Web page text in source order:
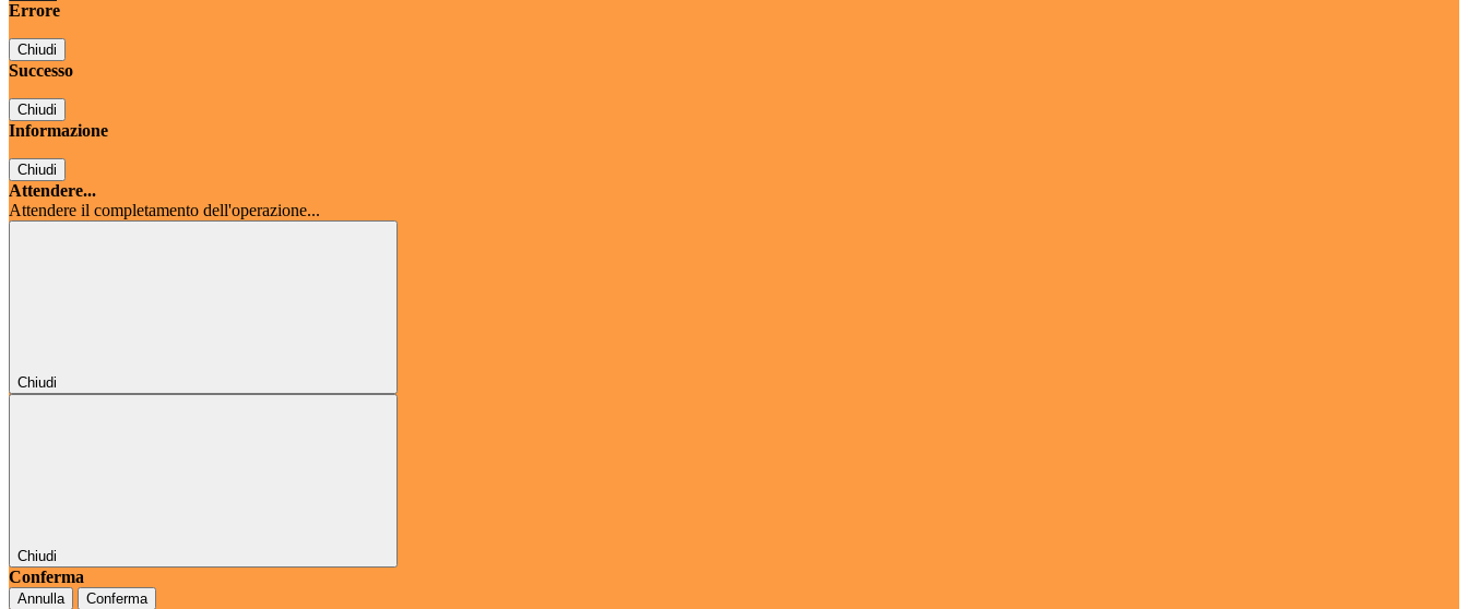
Errore
Chiudi
Successo
Chiudi
Informazione
Chiudi
Attendere...
Attendere il completamento dell'operazione...
Chiudi
Chiudi
Conferma
Annulla Conferma